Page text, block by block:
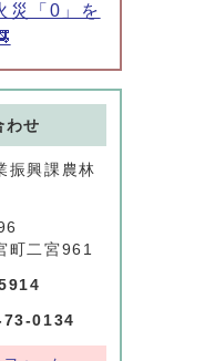
「0」を
わせ
振興課農林
町二宮961
73-0134